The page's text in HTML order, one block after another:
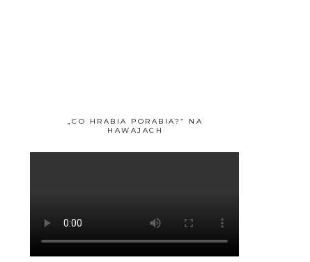
„CO HRABIA PORABIA?” NA
HAWAJACH